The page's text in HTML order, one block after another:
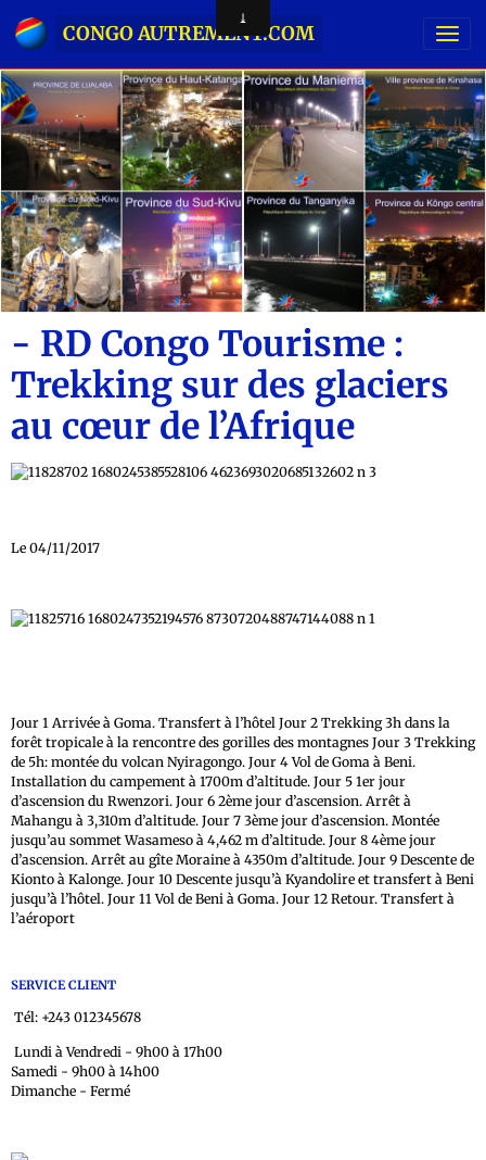
CONGO AUTREMENT.COM
- RD Congo Tourisme :
Trekking sur des glaciers
au cœur de l’Afrique
Le 04/11/2017
Jour 1 Arrivée à Goma. Transfert à l’hôtel Jour 2 Trekking 3h dans la
forêt tropicale à la rencontre des gorilles des montagnes Jour 3 Trekking
de 5h: montée du volcan Nyiragongo. Jour 4 Vol de Goma à Beni.
Installation du campement à 1700m d’altitude. Jour 5 1er jour
d’ascension du Rwenzori. Jour 6 2ème jour d’ascension. Arrêt à
Mahangu à 3,310m d’altitude. Jour 7 3ème jour d’ascension. Montée
jusqu’au sommet Wasameso à 4,462 m d’altitude. Jour 8 4ème jour
d’ascension. Arrêt au gîte Moraine à 4350m d’altitude. Jour 9 Descente de
Kionto à Kalonge. Jour 10 Descente jusqu’à Kyandolire et transfert à Beni
jusqu’à l’hôtel. Jour 11 Vol de Beni à Goma. Jour 12 Retour. Transfert à
l’aéroport
SERVICE CLIENT
Tél: +243 012345678
Lundi à Vendredi - 9h00 à 17h00
Samedi - 9h00 à 14h00
Dimanche - Fermé